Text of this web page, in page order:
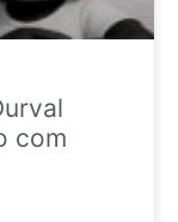
com